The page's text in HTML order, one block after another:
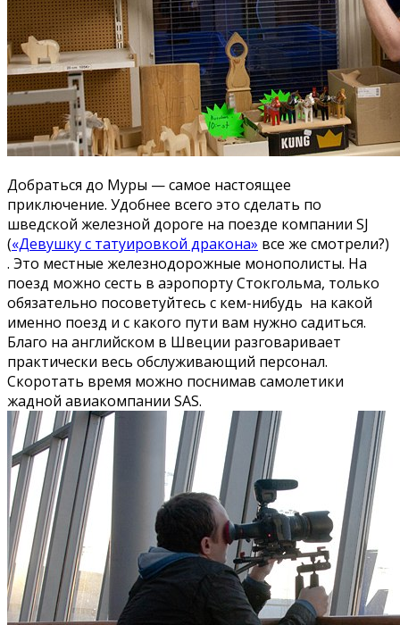
Добраться до Муры — самое настоящее
приключение. Удобнее всего это сделать по
шведской железной дороге на поезде компании SJ
(«Девушку с татуировкой дракона» все же смотрели?)
. Это местные железнодорожные монополисты. На
поезд можно сесть в аэропорту Стокгольма, только
обязательно посоветуйтесь с кем-нибудь на какой
именно поезд и с какого пути вам нужно садиться.
Благо на английском в Швеции разговаривает
практически весь обслуживающий персонал.
Скоротать время можно поснимав самолетики
жадной авиакомпании SAS.